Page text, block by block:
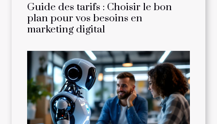
Guide des tarifs : Choisir le bon
plan pour vos besoins en
marketing digital